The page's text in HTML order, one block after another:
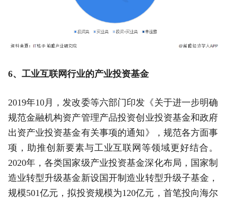
6、工业互联网行业的产业投资基金
2019年10月，发改委等六部门印发《关于进一步明确
规范金融机构资产管理产品投资创业投资基金和政府
出资产业投资基金有关事项的通知》，规范各方面事
项，助推创新要素与工业互联网等领域更好结合。
2020年，各类国家级产业投资基金深化布局，国家制
造业转型升级基金新设国开制造业转型升级子基金，
规模501亿元，拟投资规模为120亿元，首笔投向海尔